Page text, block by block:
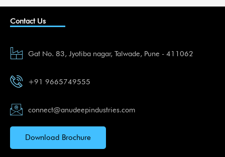
Contact Us
Gat No. 83, Jyotiba nagar, Talwade, Pune - 411062
+91 9665749555
connect@anudeepindustries.com
Download Brochure